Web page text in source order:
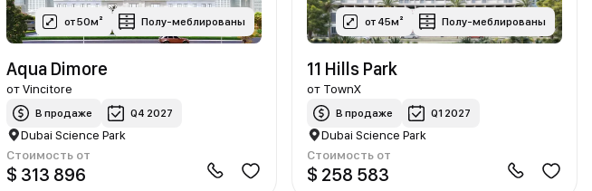
от 50м² Полу-меблированы
Aqua Dimore
отVincitore
В продаже Q4 2027
Dubai Science Park
Стоимость от
$ 313 896
от 45м² Полу-меблированы
11 Hills Park
от TownX
В продаже Q1 2027
Dubai Science Park
Стоимость от
$ 258 583